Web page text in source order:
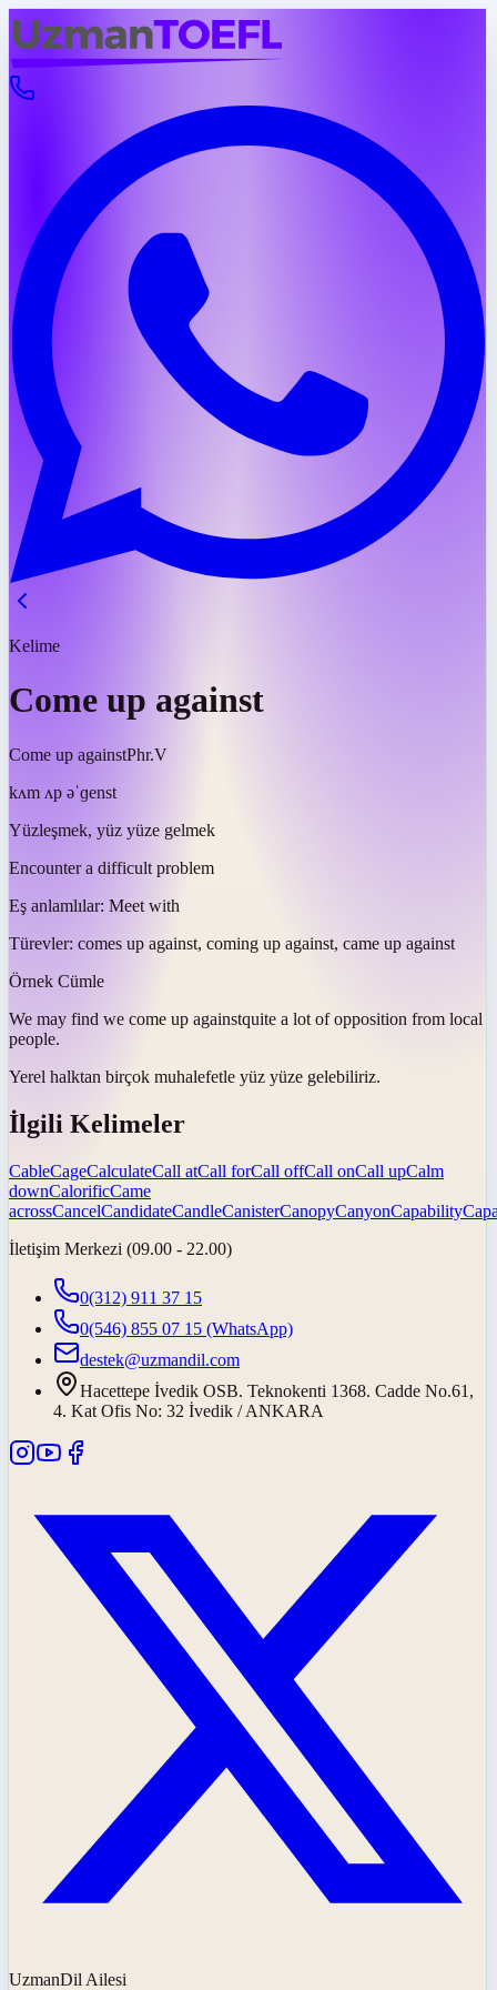
Kelime
Come up against
Come up againstPhr.V
kʌm ʌp əˈɡenst
Yüzleşmek, yüz yüze gelmek
Encounter a difficult problem
Eş anlamlılar: Meet with
Türevler: comes up against, coming up against, came up against
Örnek Cümle
We may find we come up againstquite a lot of opposition from local
people.
Yerel halktan birçok muhalefetle yüz yüze gelebiliriz.
İlgili Kelimeler
CableCageCalculateCall atCall forCall offCall onCall upCalm
downCalorificCame
acrossCancelCandidateCandleCanisterCanopyCanyonCapability
İletişim Merkezi (09.00 - 22.00)
0(312) 911 37 15
0(546) 855 07 15 (WhatsApp)
destek@uzmandil.com
Hacettepe İvedik OSB. Teknokenti 1368. Cadde No.61,
4. Kat Ofis No: 32 İvedik / ANKARA
UzmanDil Ailesi